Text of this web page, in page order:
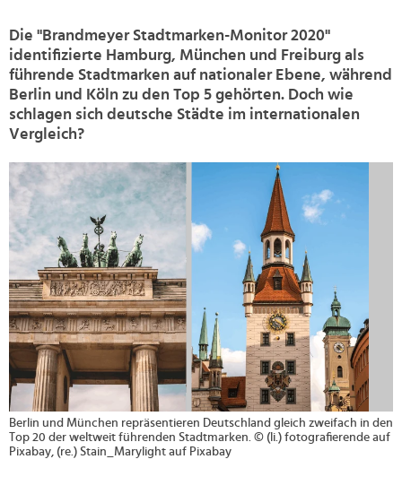
Die "Brandmeyer Stadtmarken-Monitor 2020"
identifizierte Hamburg, München und Freiburg als
führende Stadtmarken auf nationaler Ebene, während
Berlin und Köln zu den Top 5 gehörten. Doch wie
schlagen sich deutsche Städte im internationalen
Vergleich?
Berlin und München repräsentieren Deutschland gleich zweifach in den
Top 20 der weltweit führenden Stadtmarken. © (li.) fotografierende auf
Pixabay, (re.) Stain_Marylight auf Pixabay